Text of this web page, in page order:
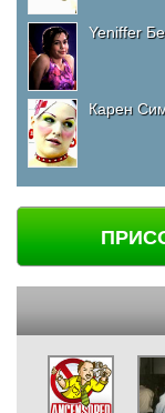
Yeniffer
Карен